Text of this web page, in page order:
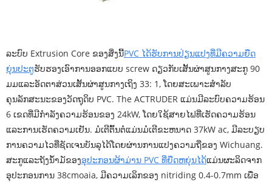
ລະບົບ Extrusion Core ຂອງສິ່ງນີ້PVC ໄດ້ຮັບການປ່ຽນແປງທີ່ມີຄວາມຍືດ
ຍຸ່ນປະຕູຮັບຮອງເອົາການອອກແບບ screw ດຽວກັບເສັ້ນຜ່າສູນກາງສະກູ 90
ມມແລະອັດຕາສ່ວນເສັ້ນຜ່າສູນກາງເຖິງ 33: 1, ໂດຍສະເພາະສໍາລັບ
ຄຸນລັກສະນະຂອງວັດຖຸດິບ PVC. The ACTRUDER ແມ່ນມີລະບົບຄວາມຮ້ອນ
6 ເຂດທີ່ມີກໍາລັງຄວາມຮ້ອນຂອງ 24kW, ໂດຍໃຊ້ສາຍໄຟທີ່ເຮັດຄວາມຮ້ອນ
ແລະການເຮັດຄວາມເຢັນ. ມໍເຕີຕົ້ນຕໍແມ່ນມໍເຕີຂະຫນາດ 37kW ac, ມີລະບຽບ
ການຄວາມໄວທີ່ຊັດເຈນບັນລຸໄດ້ໂດຍຜ່ານການແປງຄວາມຖີ່ຂອງ Wichuang.
ສະກູແລະຖັງນໍ້າມັຂອງອຸປະກອນຜ້າມ່ານ PVC ທີ່ຍືດຫຍຸ່ນໄດ້ແມ່ນຜະລິດຈາກ
ອຸປະກອນການ 38cmoaia, ມີຄວາມເລິກຂອງ nitriding 0.4-0.7mm ເພື່ອ